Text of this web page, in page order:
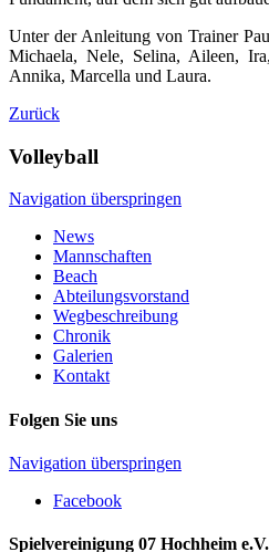
Unter der Anleitung von Trainer
Michaela, Nele, Selina, Aileen,
Annika, Marcella und Laura.
Zurück
Volleyball
Navigation überspringen
News
Mannschaften
Beach
Abteilungsvorstand
Wegbeschreibung
Chronik
Galerien
Kontakt
Folgen Sie uns
Navigation überspringen
Facebook
Spielvereinigung 07 Hochheim e.V.